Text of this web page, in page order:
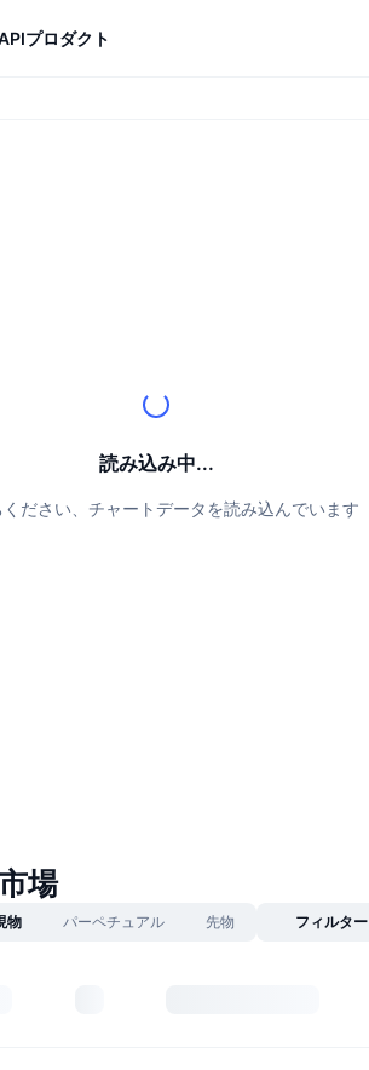
プロダクト
読み込み中...
ください、チャートデータを読み込んでいます
場
物 パーペチュアル 先物 フィルター